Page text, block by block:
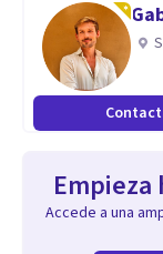
Accede a una